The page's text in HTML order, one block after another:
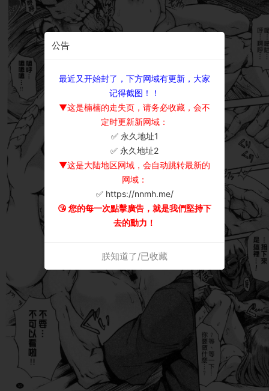
公告
最近又开始封了，下方网域有更新，大家
记得截图！！
▼这是楠楠的走失页，请务必收藏，会不
定时更新新网域：
✅ 永久地址1
✅ 永久地址2
▼这是大陆地区网域，会自动跳转最新的
网域：
✅ https://nnmh.me/
😘 您的每一次點擊廣告，就是我們堅持下
去的動力！
朕知道了/已收藏